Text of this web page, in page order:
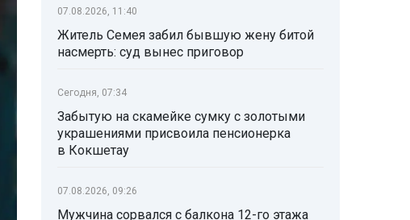
07.08.2026, 11:40
Житель Семея забил бывшую жену битой
насмерть: суд вынес приговор
Сегодня, 07:34
Забытую на скамейке сумку с золотыми
украшениями присвоила пенсионерка
в Кокшетау
07.08.2026, 09:26
Мужчина сорвался с балкона 12-го этажа